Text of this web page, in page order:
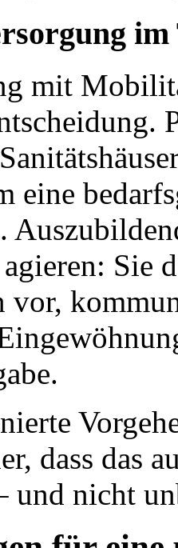
im
mit
eine
Sie
vor,
dass das
und nicht